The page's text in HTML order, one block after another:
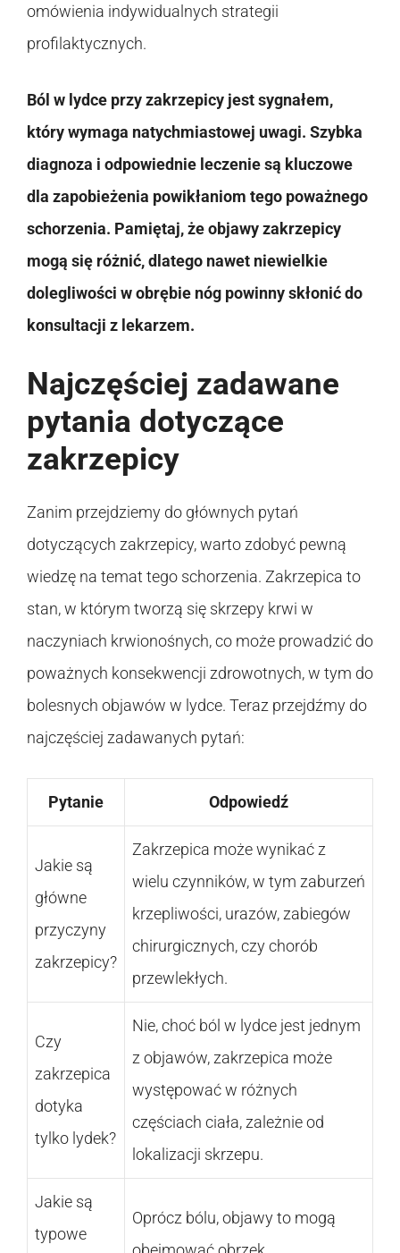
omówienia indywidualnych strategii
profilaktycznych.
Ból w lydce przy zakrzepicy jest sygnałem,
który wymaga natychmiastowej uwagi. Szybka
diagnoza i odpowiednie leczenie są kluczowe
dla zapobieżenia powikłaniom tego poważnego
schorzenia. Pamiętaj, że objawy zakrzepicy
mogą się różnić, dlatego nawet niewielkie
dolegliwości w obrębie nóg powinny skłonić do
konsultacji z lekarzem.
Najczęściej zadawane
pytania dotyczące
zakrzepicy
Zanim przejdziemy do głównych pytań
dotyczących zakrzepicy, warto zdobyć pewną
wiedzę na temat tego schorzenia. Zakrzepica to
stan, w którym tworzą się skrzepy krwi w
naczyniach krwionośnych, co może prowadzić do
poważnych konsekwencji zdrowotnych, w tym do
bolesnych objawów w lydce. Teraz przejdźmy do
najczęściej zadawanych pytań:
Pytanie Odpowiedź
Jakie są
główne
przyczyny
zakrzepicy?
Zakrzepica może wynikać z
wielu czynników, w tym zaburzeń
krzepliwości, urazów, zabiegów
chirurgicznych, czy chorób
przewlekłych.
Czy
zakrzepica
dotyka
tylko lydek?
Nie, choć ból w lydce jest jednym
z objawów, zakrzepica może
występować w różnych
częściach ciała, zależnie od
lokalizacji skrzepu.
Jakie są
typowe
Oprócz bólu, objawy to mogą